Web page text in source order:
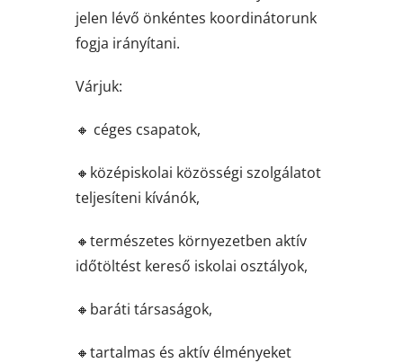
jelen lévő önkéntes koordinátorunk
fogja irányítani.
Várjuk:
🔸 céges csapatok,
🔸középiskolai közösségi szolgálatot
teljesíteni kívánók,
🔸természetes környezetben aktív
időtöltést kereső iskolai osztályok,
🔸baráti társaságok,
🔸tartalmas és aktív élményeket